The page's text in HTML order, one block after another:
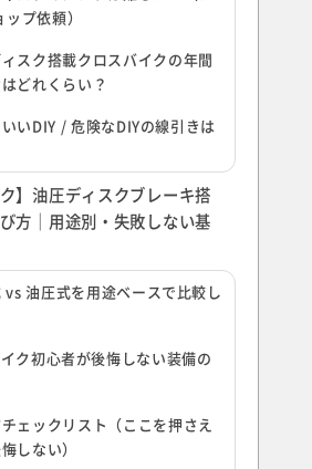
プ依頼）
スク搭載クロスバイクの年間
どれくらい？
いDIY / 危険なDIYの線引きは
】油圧ディスクブレーキ搭
方｜用途別・失敗しない基
vs 油圧式を用途ベースで比較し
ク初心者が後悔しない装備の
ェックリスト（ここを押さえ
しない）